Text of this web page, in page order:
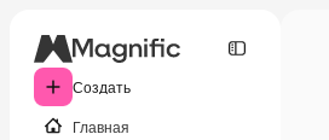
Создать
Главная